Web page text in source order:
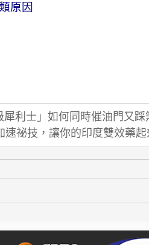
原因
利士」如何同時催油門又
速祕技，讓你的印度雙效藥